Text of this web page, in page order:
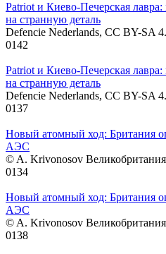
Patriot и Киево-Печерская лавра:
на странную деталь
Defencie Nederlands, CC BY-SA
0142
Patriot и Киево-Печерская лавра:
на странную деталь
Defencie Nederlands, CC BY-SA
0137
Новый атомный ход: Британия
АЭС
© A. Krivonosov
0134
Новый атомный ход: Британия
АЭС
© A. Krivonosov
0138